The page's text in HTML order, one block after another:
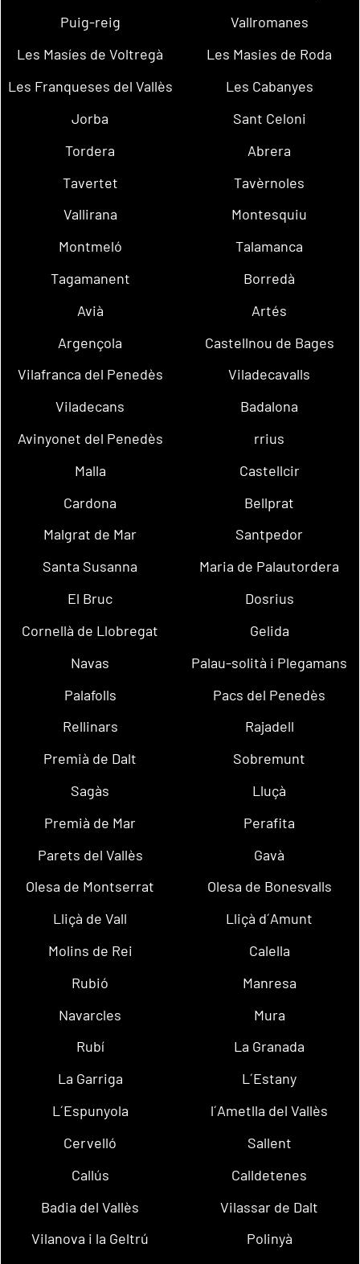
Puig-reig
Vallromanes
Les Masíes de Voltregà
Les Masies de Roda
Les Franqueses del Vallès
Les Cabanyes
Jorba
Sant Celoni
Tordera
Abrera
Tavertet
Tavèrnoles
Vallirana
Montesquiu
Montmeló
Talamanca
Tagamanent
Borredà
Avià
Artés
Argençola
Castellnou de Bages
Vilafranca del Penedès
Viladecavalls
Viladecans
Badalona
Avinyonet del Penedès
rrius
Malla
Castellcir
Cardona
Bellprat
Malgrat de Mar
Santpedor
Santa Susanna
Maria de Palautordera
El Bruc
Dosrius
Cornellà de Llobregat
Gelida
Navas
Palau-solità i Plegamans
Palafolls
Pacs del Penedès
Rellinars
Rajadell
Premià de Dalt
Sobremunt
Sagàs
Lluçà
Premià de Mar
Perafita
Parets del Vallès
Gavà
Olesa de Montserrat
Olesa de Bonesvalls
Lliçà de Vall
Lliçà d´Amunt
Molins de Rei
Calella
Rubió
Manresa
Navarcles
Mura
Rubí
La Granada
La Garriga
L´Estany
L´Espunyola
l´Ametlla del Vallès
Cervelló
Sallent
Callús
Calldetenes
Badia del Vallès
Vilassar de Dalt
Vilanova i la Geltrú
Polinyà